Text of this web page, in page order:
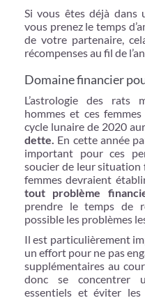
Si vous êtes déjà
vous prenez le temps
de votre partenaire,
récompenses au fil de
Domaine financier
L’astrologie des rats
hommes et ces
cycle lunaire de 2020
dette. En cette année
important pour ces
soucier de leur situation
femmes devraient
tout problème
prendre le temps de
possible les problèmes
Il est particulièrement
un effort pour ne pas
supplémentaires au
donc se concentrer
essentiels et éviter